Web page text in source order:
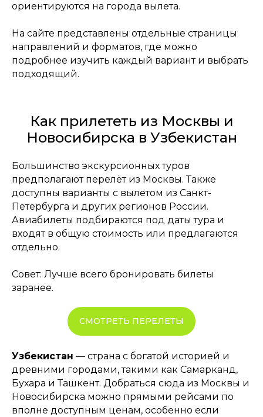
ориентируются на города вылета.
На сайте представлены отдельные страницы
направлений и форматов, где можно
подробнее изучить каждый вариант и выбрать
подходящий.
Как прилететь из Москвы и
Новосибирска в Узбекистан
Большинство экскурсионных туров
предполагают перелёт из Москвы. Также
доступны варианты с вылетом из Санкт-
Петербурга и других регионов России.
Авиабилеты подбираются под даты тура и
входят в общую стоимость или предлагаются
отдельно.
Совет: Лучше всего бронировать билеты
заранее.
СМОТРЕТЬ ПЕРЕЛЕТЫ
Узбекистан — страна с богатой историей и
древними городами, такими как Самарканд,
Бухара и Ташкент. Добраться сюда из Москвы и
Новосибирска можно прямыми рейсами по
вполне доступным ценам, особенно если